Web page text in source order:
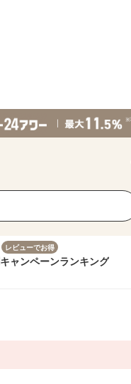
レビューでお得
キャンペーンランキング